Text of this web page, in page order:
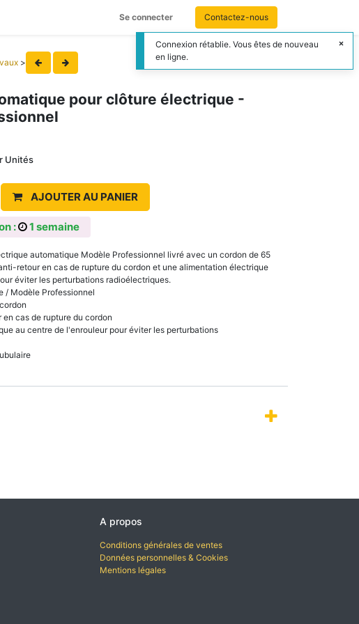
Se connecter Contactez-nous
>
pour clôture électrique -
Unités
AJOUTER AU PANIER
: 1 semaine
automatique Modèle Professionnel livré avec un cordon de 65
retour en cas de rupture du cordon et une alimentation électrique
éviter les perturbations radioélectriques.
/ Modèle Professionnel
cas de rupture du cordon
au centre de l'enrouleur pour éviter les perturbations
A propos
Conditions générales de ventes
Données personnelles & Cookies
Mentions légales
Connexion rétablie. Vous êtes de nouveau
en ligne.